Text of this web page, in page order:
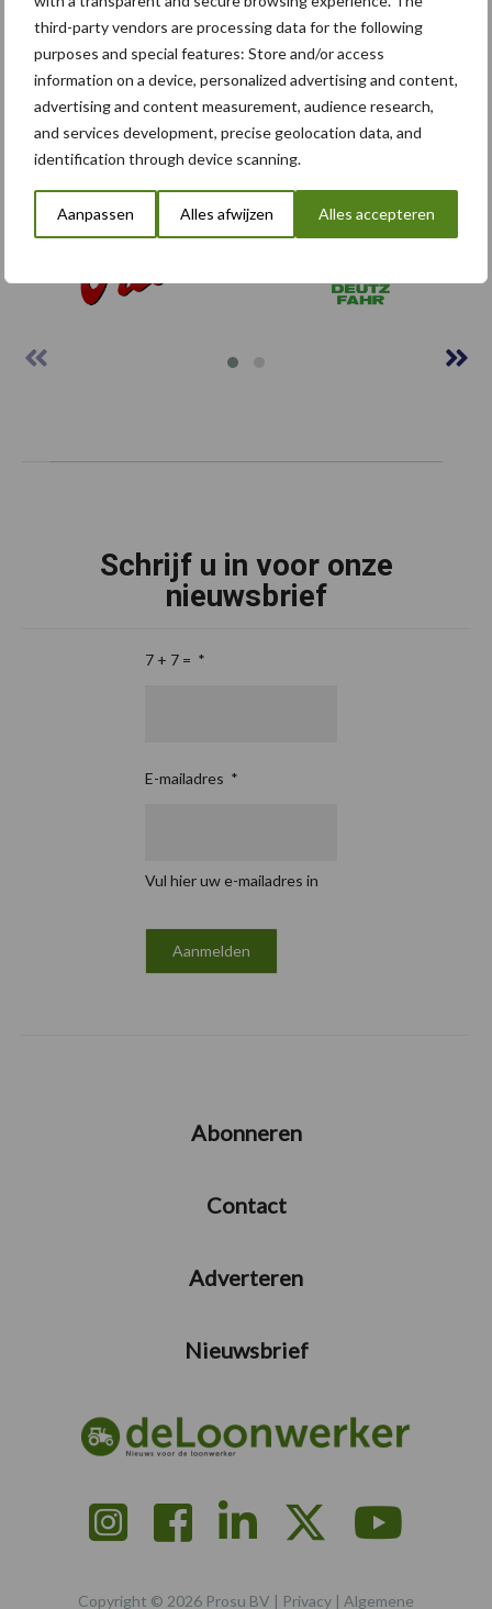
third-party vendors are processing data for the following
purposes and special features: Store and/or access
information on a device, personalized advertising and content,
advertising and content measurement, audience research,
and services development, precise geolocation data, and
identification through device scanning.
Aanpassen Alles afwijzen Alles accepteren
of rechten van derden, kunt u contact met ons opnemen via:
info@prosu.nl
Footer
Schrijf u in voor onze
nieuwsbrief
7 + 7 = *
E-mailadres *
Vul hier uw e-mailadres in
Abonneren
Contact
Adverteren
Nieuwsbrief
Copyright © 2026 Prosu BV | Privacy | Algemene